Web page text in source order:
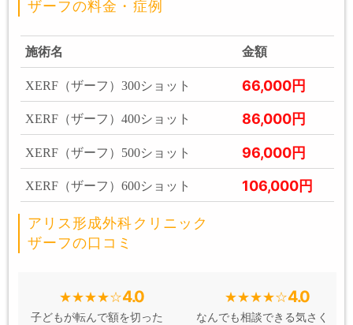
ザーフの料金・症例
施術名 金額
XERF（ザーフ）300ショット 66,000円
XERF（ザーフ）400ショット 86,000円
XERF（ザーフ）500ショット 96,000円
XERF（ザーフ）600ショット 106,000円
アリス形成外科クリニック
ザーフの口コミ
4.0
子どもが転んで額を切った
4.0
なんでも相談できる気さく